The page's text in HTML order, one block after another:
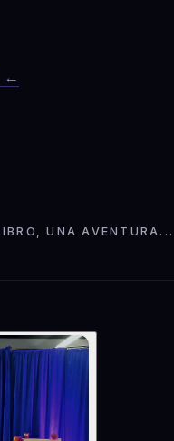
←
UNA AVENTURA...